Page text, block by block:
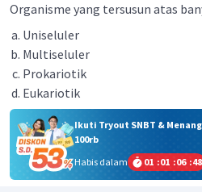
Organisme yang tersusun atas
Uniseluler
Multiseluler
Prokariotik
Eukariotik
Ikuti Tryout SNBT &
100rb
Habis dalam
01 :01 :06 :47